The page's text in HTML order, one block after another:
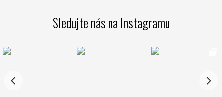
Leden 2025
Listopad 2024
Sledujte nás na Instagramu